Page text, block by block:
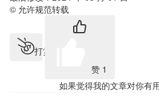
© 允许规范转载
打赏
赞 1
如果觉得我的文章对你有